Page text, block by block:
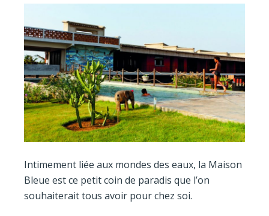
Intimement liée aux mondes des eaux, la Maison
Bleue est ce petit coin de paradis que l’on
souhaiterait tous avoir pour chez soi.